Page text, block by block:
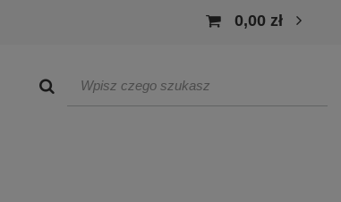
0,00 zł